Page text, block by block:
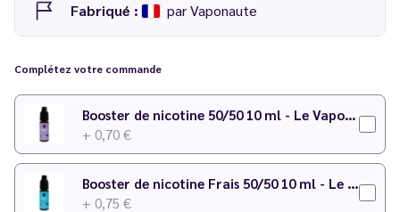
Fabriqué : par Vaponaute
Complétez votre commande
Booster de nicotine 50/50 10 ml - Le Vapoteur Discount
+ 0,70 €
Booster de nicotine Frais 50/50 10 ml - Le Vapoteur Discount
+ 0,75 €